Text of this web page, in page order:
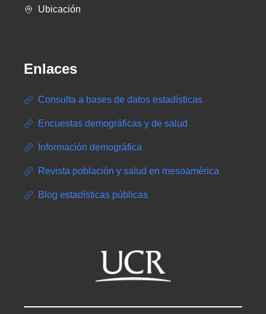
Ubicación
Enlaces
Consulta a bases de datos estadísticas
Encuestas demográficas y de salud
Información demográfica
Revista población y salud en mesoamérica
Blog estadísticas públicas